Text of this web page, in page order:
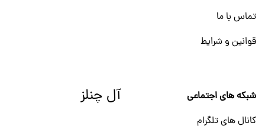
تماس با ما
قوانین و شرایط
شبکه های اجتماعی
کانال های تلگرام
آل چنلز